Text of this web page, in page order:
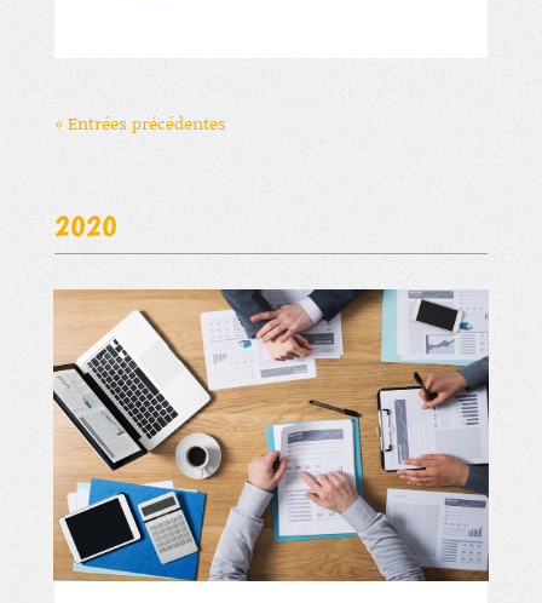
« Entrées précédentes
2020